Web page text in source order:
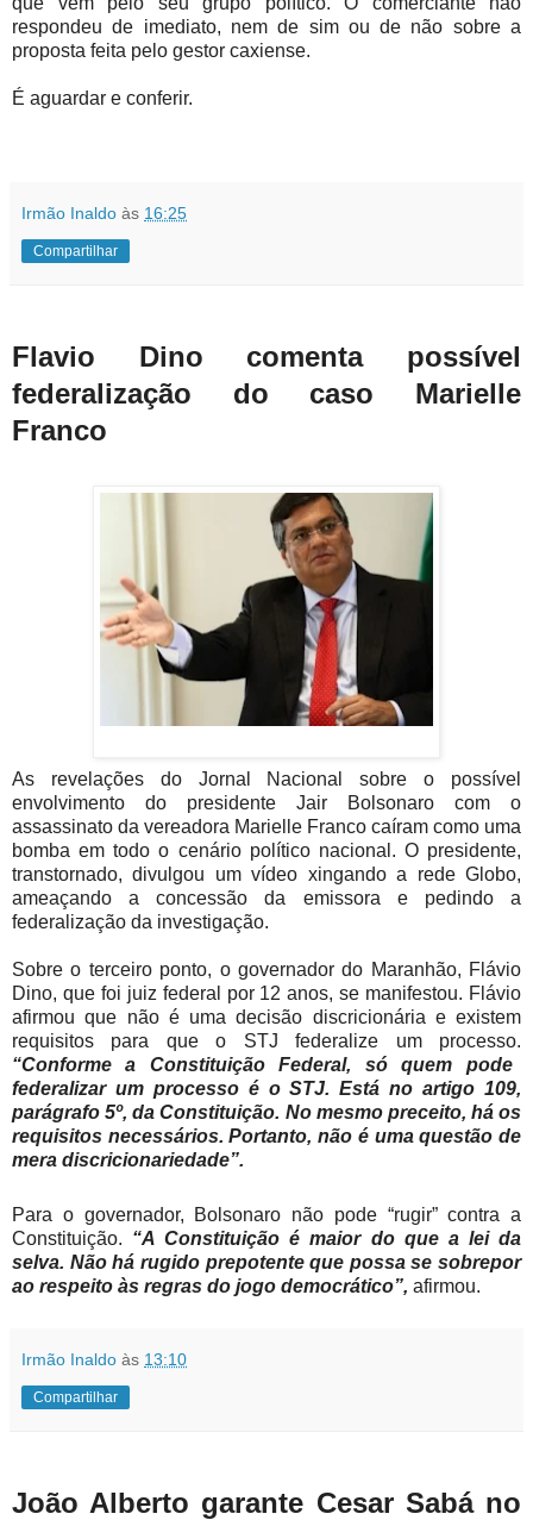
respondeu de imediato, nem de sim ou de não sobre a
proposta feita pelo gestor caxiense.
É aguardar e conferir.
Irmão Inaldo às 16:25
Compartilhar
Flavio Dino comenta possível
federalização do caso Marielle
Franco
As revelações do Jornal Nacional sobre o possível
envolvimento do presidente Jair Bolsonaro com o
assassinato da vereadora Marielle Franco caíram como uma
bomba em todo o cenário político nacional. O presidente,
transtornado, divulgou um vídeo xingando a rede Globo,
ameaçando a concessão da emissora e pedindo a
federalização da investigação.
Sobre o terceiro ponto, o governador do Maranhão, Flávio
Dino, que foi juiz federal por 12 anos, se manifestou. Flávio
afirmou que não é uma decisão discricionária e existem
requisitos para que o STJ federalize um processo.
“Conforme a Constituição Federal, só quem pode
federalizar um processo é o STJ. Está no artigo 109,
parágrafo 5º, da Constituição. No mesmo preceito, há os
requisitos necessários. Portanto, não é uma questão de
mera discricionariedade”.
Para o governador, Bolsonaro não pode “rugir” contra a
Constituição. “A Constituição é maior do que a lei da
selva. Não há rugido prepotente que possa se sobrepor
ao respeito às regras do jogo democrático”, afirmou.
Irmão Inaldo às 13:10
Compartilhar
João Alberto garante Cesar Sabá no